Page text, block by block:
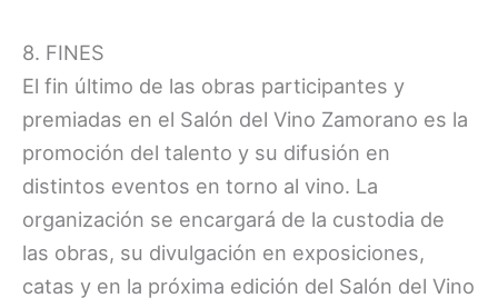
8. FINES
El fin último de las obras participantes y
premiadas en el Salón del Vino Zamorano es la
promoción del talento y su difusión en
distintos eventos en torno al vino. La
organización se encargará de la custodia de
las obras, su divulgación en exposiciones,
catas y en la próxima edición del Salón del Vino